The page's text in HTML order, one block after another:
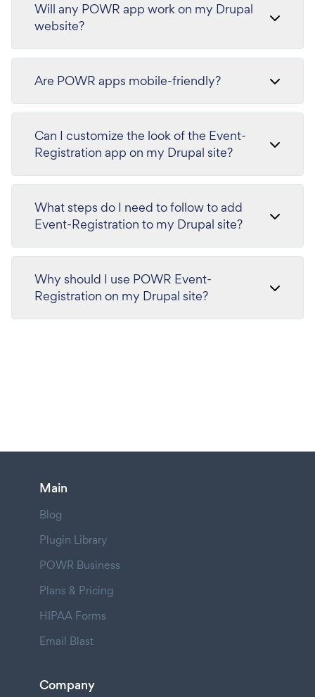
Will any POWR app work on my Drupal
website?
Are POWR apps mobile-friendly?
Can I customize the look of the Event-
Registration app on my Drupal site?
What steps do I need to follow to add
Event-Registration to my Drupal site?
Why should I use POWR Event-
Registration on my Drupal site?
Main
Blog
Plugin Library
POWR Business
Plans & Pricing
HIPAA Forms
Email Blast
Company